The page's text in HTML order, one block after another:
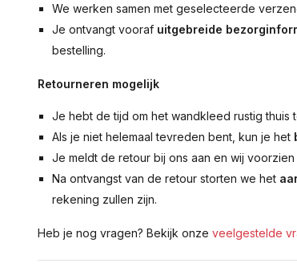
We werken samen met geselecteerde
Je ontvangt vooraf uitgebreide
bestelling.
Retourneren mogelijk
Je hebt de tijd om het wandkleed rustig thuis
Als je niet helemaal tevreden bent, kun je het
Je meldt de retour bij ons aan en wij
Na ontvangst van de retour storten we het
rekening zullen zijn.
Heb je nog vragen? Bekijk onze veelgestelde